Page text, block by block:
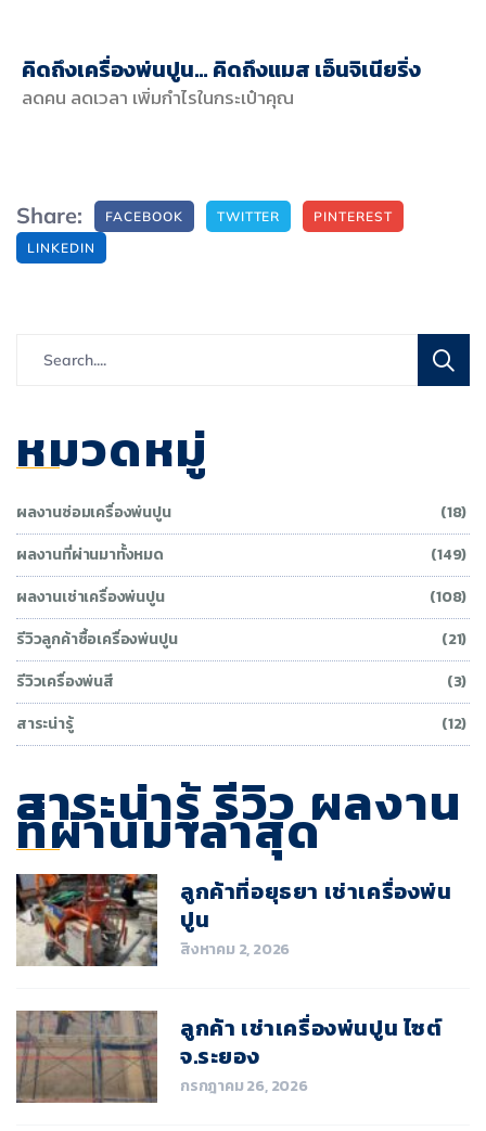
คิดถึงเครื่องพ่นปูน… คิดถึงแมส เอ็นจิเนียริ่ง
ลดคน ลดเวลา เพิ่มกำไรในกระเป๋าคุณ
Share: FACEBOOK TWITTER
PINTEREST
LINKEDIN
หมวดหมู่
ผลงานซ่อมเครื่องพ่นปูน
(18)
ผลงานที่ผ่านมาทั้งหมด
(149)
ผลงานเช่าเครื่องพ่นปูน
(108)
รีวิวลูกค้าซื้อเครื่องพ่นปูน
(21)
รีวิวเครื่องพ่นสี
(3)
สาระน่ารู้
(12)
สาระน่ารู้ รีวิว ผลงาน
ที่ผ่านมาล่าสุด
สิงหาคม 2, 2026
ลูกค้าที่อยุธยา เช่าเครื่องพ่น
ปูน
กรกฎาคม 26, 2026
ลูกค้า เช่าเครื่องพ่นปูน ไซต์
จ.ระยอง